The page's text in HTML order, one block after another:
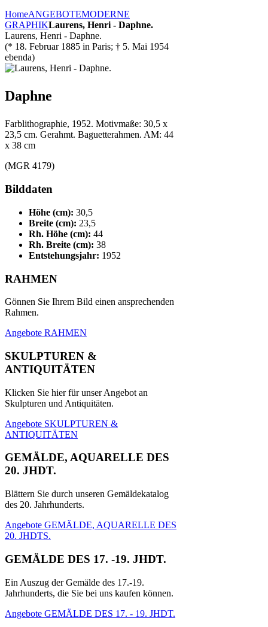
HomeANGEBOTEMODERNE
GRAPHIKLaurens, Henri - Daphne.
Laurens, Henri - Daphne.
(* 18. Februar 1885 in Paris; † 5. Mai 1954
ebenda)
Daphne
Farblithographie, 1952. Motivmaße: 30,5 x
23,5 cm. Gerahmt. Baguetterahmen. AM: 44
x 38 cm
(MGR 4179)
Bilddaten
Höhe (cm): 30,5
Breite (cm): 23,5
Rh. Höhe (cm): 44
Rh. Breite (cm): 38
Entstehungsjahr: 1952
RAHMEN
Gönnen Sie Ihrem Bild einen ansprechenden
Rahmen.
Angebote RAHMEN
SKULPTUREN &
ANTIQUITÄTEN
Klicken Sie hier für unser Angebot an
Skulpturen und Antiquitäten.
Angebote SKULPTUREN &
ANTIQUITÄTEN
GEMÄLDE, AQUARELLE DES
20. JHDT.
Blättern Sie durch unseren Gemäldekatalog
des 20. Jahrhunderts.
Angebote GEMÄLDE, AQUARELLE DES
20. JHDTS.
GEMÄLDE DES 17. -19. JHDT.
Ein Auszug der Gemälde des 17.-19.
Jahrhunderts, die Sie bei uns kaufen können.
Angebote GEMÄLDE DES 17. - 19. JHDT.